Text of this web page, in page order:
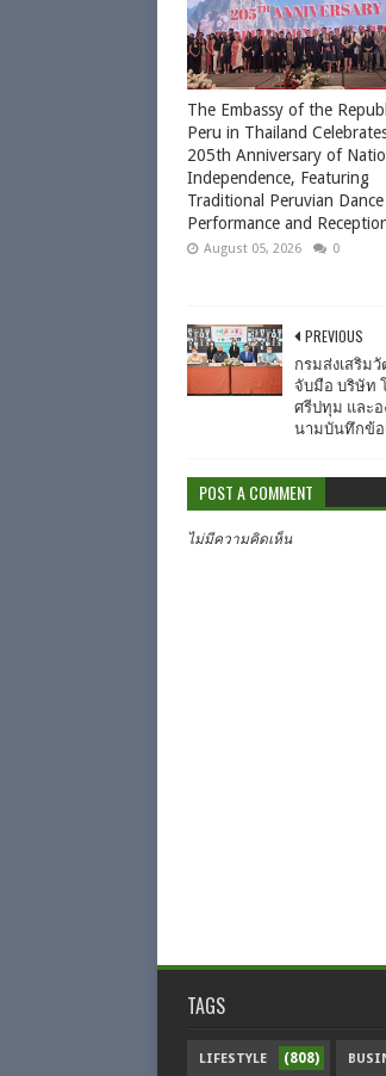
The Embassy of the
Peru in Thailand
205th Anniversary of
Independence, Featuring
Traditional Peruvian Dance
Performance and
August 05, 2026 0
PREVIOUS
กรมส่งเสริม
จับมือ บริษัท
ศรีปทุม และอ
นามบันทึกข้อ
POST A COMMENT
ไม่มีความคิดเห็น
TAGS
LIFESTYLE (808)